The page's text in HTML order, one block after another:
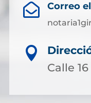
 Correo

Calle 16